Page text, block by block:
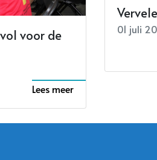
voor de
Lees meer
01 juli